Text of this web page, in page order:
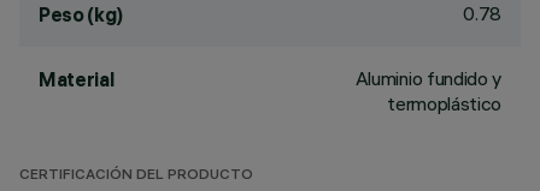
Peso (kg) 0.78
Material
Aluminio fundido y
termoplástico
CERTIFICACIÓN DEL PRODUCTO